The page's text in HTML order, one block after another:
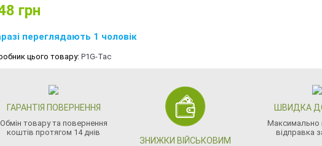
грн
переглядають 1 чоловік
цього товару: P1G-Tac
ГАРАНТІЯ ПОВЕРНЕННЯ
Обмін товару та повернення
коштів протягом 14 днів
ЗНИЖКИ ВІЙСЬКОВИМ
ШВИДКА
Максимально
відправка